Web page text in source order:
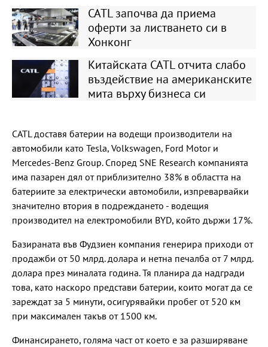
CATL започва да приема
оферти за листването си в
Хонконг
Китайската CATL отчита слабо
въздействие на американските
мита върху бизнеса си
CATL доставя батерии на водещи производители на
автомобили като Tesla, Volkswagen, Ford Motor и
Mercedes-Benz Group. Според SNE Research компанията
има пазарен дял от приблизително 38% в областта на
батериите за електрически автомобили, изпреварвайки
значително втория в подреждането - водещия
производител на електромобили BYD, който държи 17%.
Базираната във Фудзиен компания генерира приходи от
продажби от 50 млрд. долара и нетна печалба от 7 млрд.
долара през миналата година. Тя планира да надгради
това, като наскоро представи батерии, които могат да се
зареждат за 5 минути, осигурявайки пробег от 520 км
при максимален такъв от 1500 км.
Финансирането, голяма част от което е за разширяване